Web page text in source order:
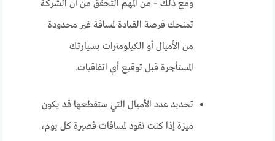
ومع ذلك – من المهم التحقق من أن الشركة
تمنحك فرصة القيادة لمسافة غير محدودة
من الأميال أو الكيلومترات بسيارتك
المستأجرة قبل توقيع أي اتفاقيات.
تحديد عدد الأميال التي ستقطعها قد يكون
ميزة إذا كنت تقود لمسافات قصيرة كل يوم،